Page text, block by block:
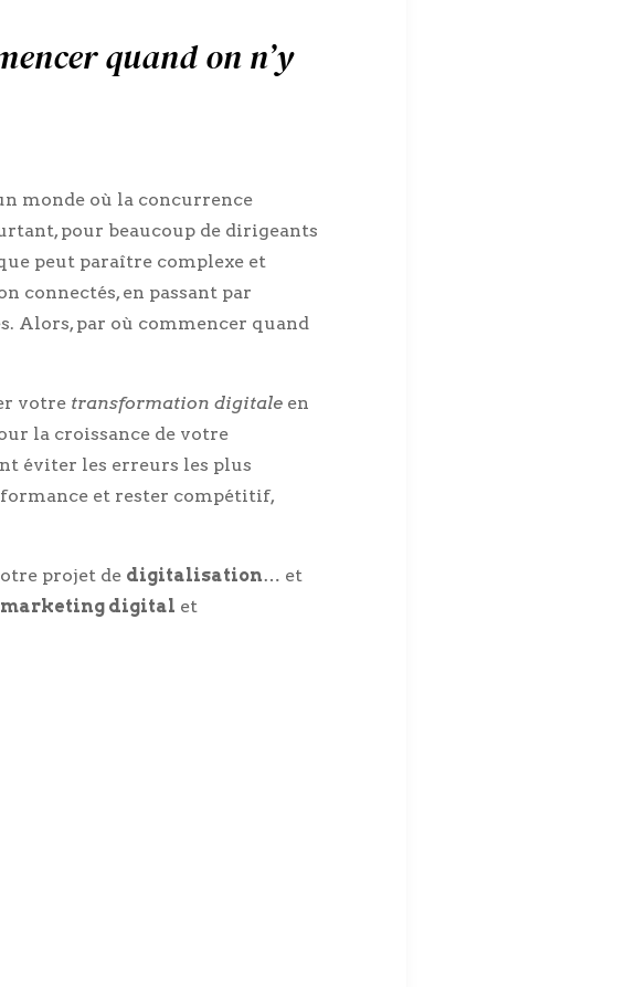
quand on n’y
monde où la concurrence
pour beaucoup de dirigeants
peut paraître complexe et
connectés, en passant par
Alors, par où commencer quand
votre transformation digitale en
la croissance de votre
éviter les erreurs les plus
et rester compétitif,
projet de digitalisation… et
marketing digital et